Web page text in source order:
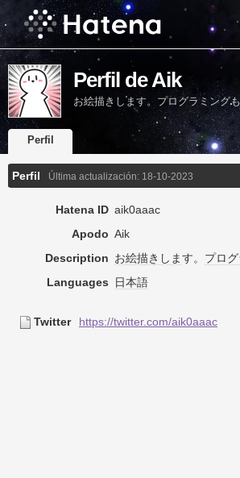
Perfil de Aik
お絵描きします。プログラミング
Perfil
Perfil Última actualización: 18-10-2023
Hatena ID aik0aaac
Apodo Aik
Description お絵描き します。 プロ
Languages
日本語
Twitter https://twitter.com/aik0aaac